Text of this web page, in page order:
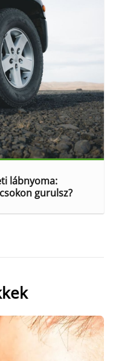
lábnyoma:
gurulsz?